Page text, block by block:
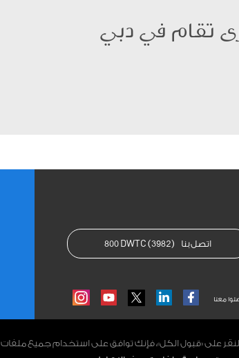
على «قبول الكل»، فإنك توافق على استخدام جميع ملفات
تقام في دبي
اتصل بنا 800 DWTC (3982)
معنا FACEBOOK
LINKEDIN
YOUTUBE
INSTAGRAM